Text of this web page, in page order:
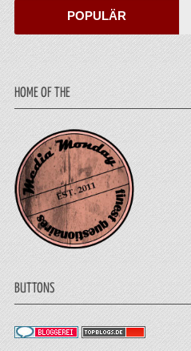
POPULÄR
HOME OF THE
BUTTONS